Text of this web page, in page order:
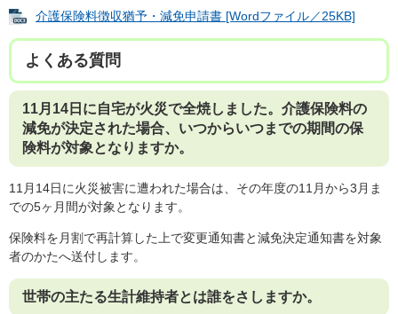
介護保険料徴収猶予・減免申請書 [Wordファイル／25KB]
よくある質問
11月14日に自宅が火災で全焼しました。介護保険料の
減免が決定された場合、いつからいつまでの期間の保
険料が対象となりますか。
11月14日に火災被害に遭われた場合は、その年度の11月から3月ま
での5ヶ月間が対象となります。
保険料を月割で再計算した上で変更通知書と減免決定通知書を対象
者のかたへ送付します。
世帯の主たる生計維持者とは誰をさしますか。